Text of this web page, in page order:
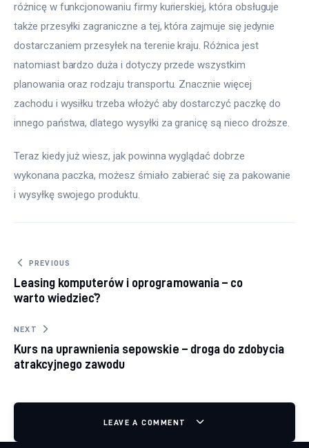
różnicę w funkcjonowaniu firmy kurierskiej, która obsługuje
także przesyłki zagraniczne a tej, która zajmuje się jedynie
dostarczaniem przesyłek na terenie kraju. Różnica jest
natomiast bardzo duża i dotyczy przede wszystkim
planowania oraz rodzaju transportu. Znacznie więcej
zachodu i wysiłku trzeba włożyć aby dostarczyć paczkę do
innego państwa, dlatego wysyłki za granicę są nieco droższe.
Teraz kiedy już wiesz, jak powinna wyglądać dobrze
wykonana paczka, możesz śmiało zabierać się za pakowanie
i wysyłkę swojego produktu.
Nawigacja wpisu
PREVIOUS
Leasing komputerów i oprogramowania – co
warto wiedzieć?
NEXT
Kurs na uprawnienia sepowskie – droga do zdobycia
atrakcyjnego zawodu
LEAVE A COMMENT